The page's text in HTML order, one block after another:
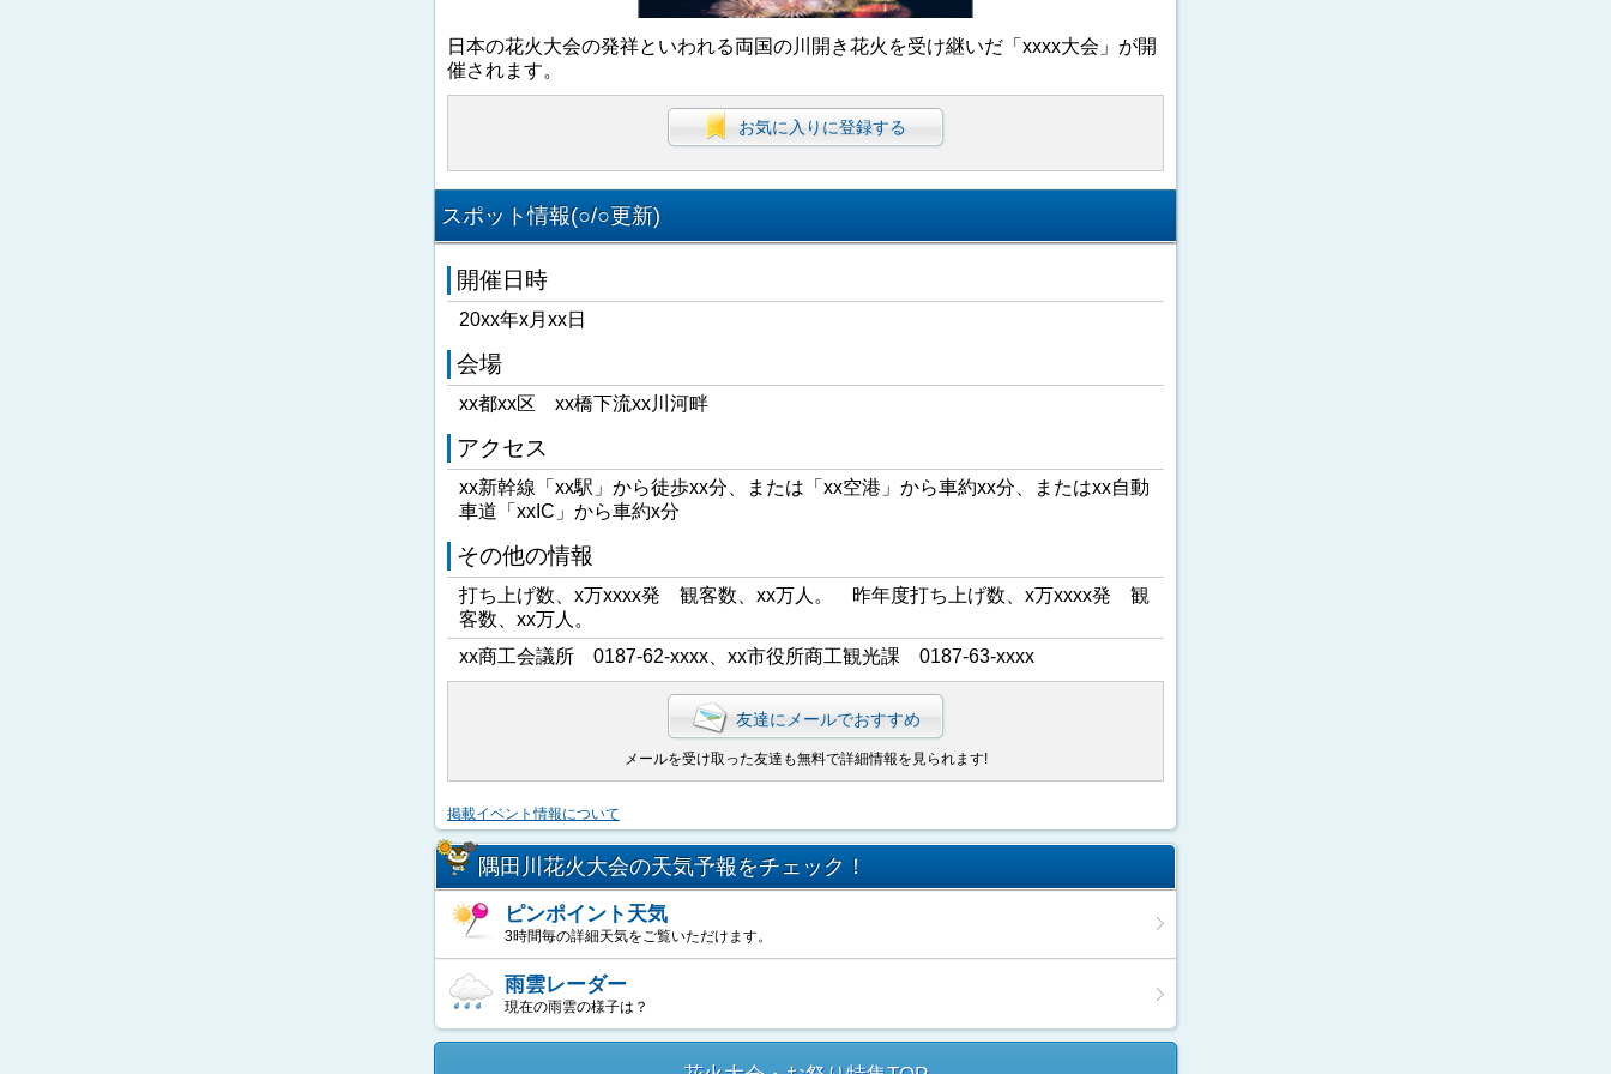
日本の花火大会の発祥といわれる両国の川開き花火を受け継いだ「xxxx大会」が開
催されます。
お気に入りに登録する
スポット情報(○/○更新)
開催日時
20xx年x月xx日
会場
xx都xx区 xx橋下流xx川河畔
アクセス
xx新幹線「xx駅」から徒歩xx分、または「xx空港」から車約xx分、またはxx自動
車道「xxIC」から車約x分
その他の情報
打ち上げ数、x万xxxx発 観客数、xx万人。 昨年度打ち上げ数、x万xxxx発 観
客数、xx万人。
xx商工会議所 0187-62-xxxx、xx市役所商工観光課 0187-63-xxxx
友達にメールでおすすめ
メールを受け取った友達も無料で詳細情報を見られます!
掲載イベント情報について
隅田川花火大会の天気予報をチェック！
ピンポイント天気
3時間毎の詳細天気をご覧いただけます。
雨雲レーダー
現在の雨雲の様子は？